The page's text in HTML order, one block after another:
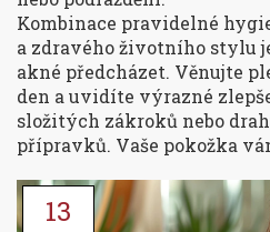
Kombinace pravidelné
a zdravého životního stylu
akné předcházet. Věnujte
den a uvidíte výrazné
složitých zákroků nebo
přípravků. Vaše pokožka
13